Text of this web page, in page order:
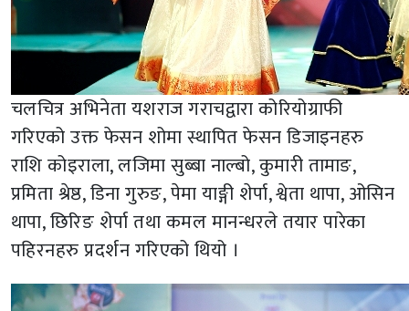
चलचित्र अभिनेता यशराज गराचद्वारा कोरियोग्राफी
गरिएको उक्त फेसन शोमा स्थापित फेसन डिजाइनहरु
राशि कोइराला, लजिमा सुब्बा नाल्बो, कुमारी तामाङ,
प्रमिता श्रेष्ठ, डिना गुरुङ, पेमा याङ्गी शेर्पा, श्वेता थापा, ओसिन
थापा, छिरिङ शेर्पा तथा कमल मानन्धरले तयार पारेका
पहिरनहरु प्रदर्शन गरिएको थियो ।